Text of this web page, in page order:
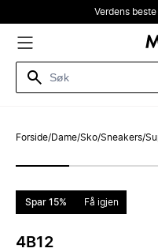
Verdens
Forside/Dame/Sko/Sneakers/
Spar 15% Få igjen
4B12